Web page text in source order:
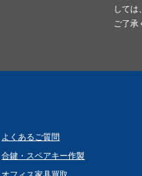
しては
ご了承
よくあるご質問
合鍵・スペアキー作製